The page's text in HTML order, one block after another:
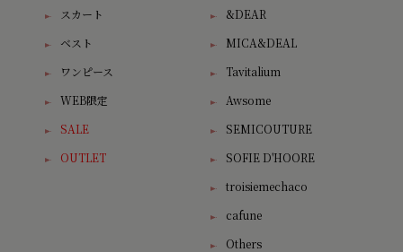
スカート
ベスト
ワンピース
WEB限定
SALE
OUTLET
&DEAR
MICA&DEAL
Tavitalium
Awsome
SEMICOUTURE
SOFIE D'HOORE
troisiemechaco
cafune
Others